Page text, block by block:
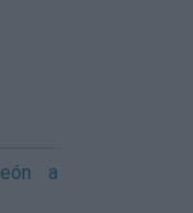
a